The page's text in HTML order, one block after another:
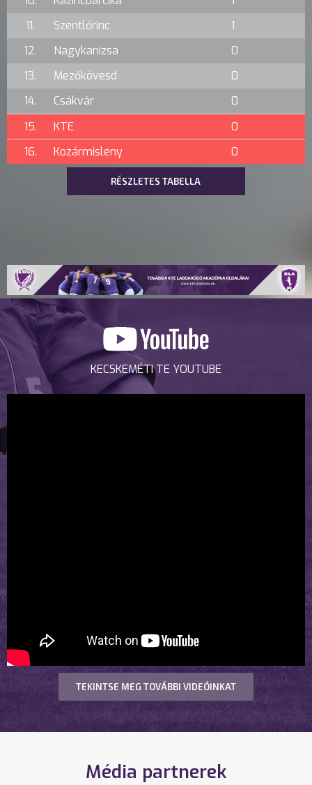
11.
Szentlőrinc
1
12.
Nagykanizsa
0
13.
Mezőkövesd
0
14.
Csákvár
0
15.
KTE
0
16.
Kozármisleny 0
RÉSZLETES TABELLA
KECSKEMÉTI TE YOUTUBE
TEKINTSE MEG TOVÁBBI VIDEÓINKAT
Média partnerek